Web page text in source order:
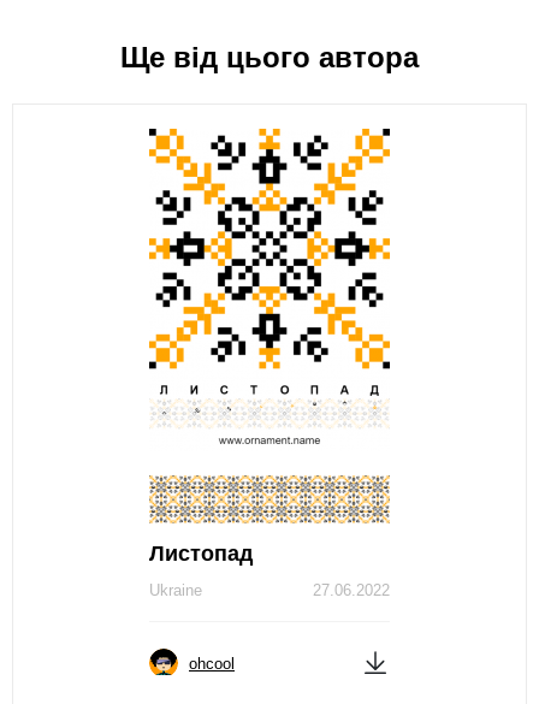
Ще від цього автора
Листопад
27.06.2022
Ukraine
ohcool